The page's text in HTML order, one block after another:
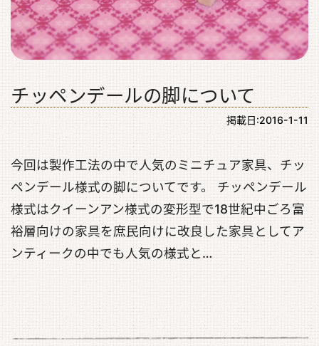
チッペンデールの脚について
掲載日:2016-1-11
今回は製作工法の中で人気のミニチュア家具、チッ
ペンデール様式の脚についてです。 チッペンデール
様式はクイーンアン様式の変形型で18世紀中ごろ富
裕層向けの家具を庶民向けに改良した家具としてア
ンティークの中でも人気の様式と…